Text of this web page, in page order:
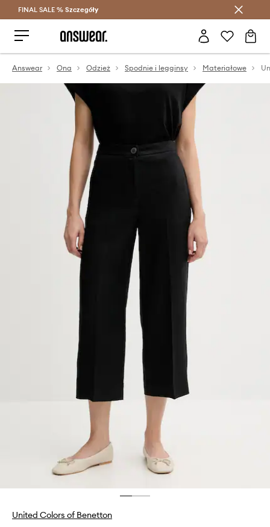
Oszczędzaj z Answear Club >
FINAL SALE % Szczegóły
Answear Ona Odzież Spodnie i legginsy Materiałowe
United Colors of Benetton